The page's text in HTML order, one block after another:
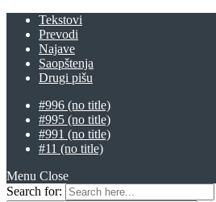
Tekstovi
Prevodi
Najave
Saopštenja
Drugi pišu
#996 (no title)
#995 (no title)
#991 (no title)
#11 (no title)
Menu Close
Search for: